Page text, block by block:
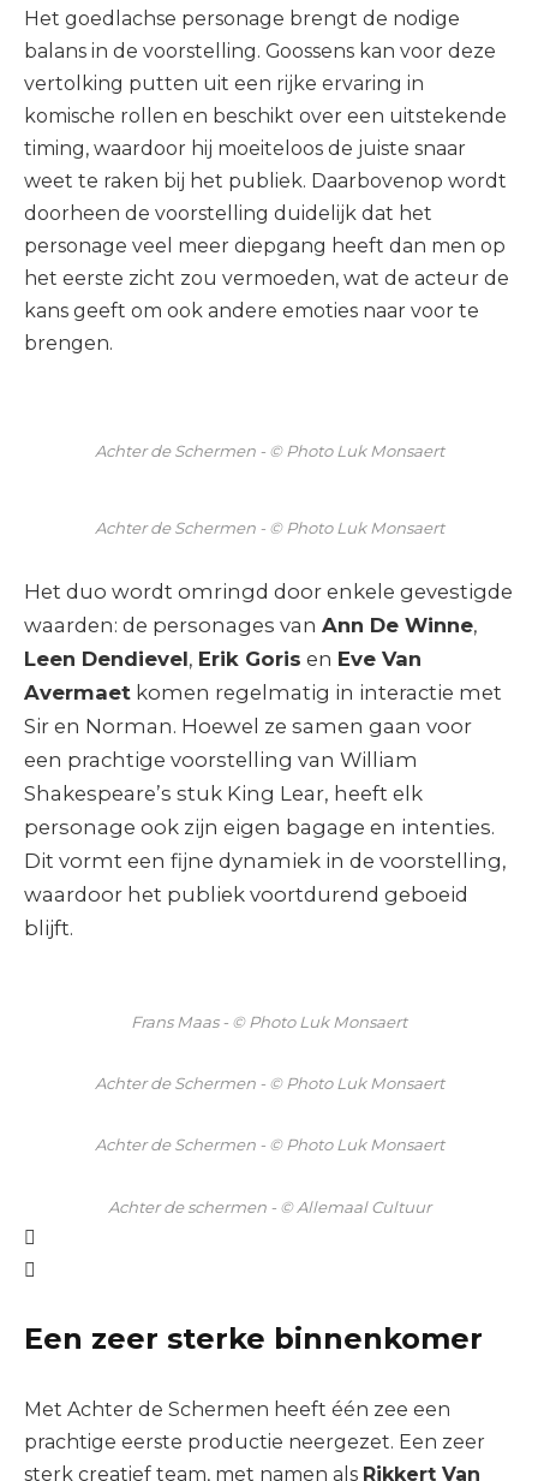
Het goedlachse personage brengt de nodige
balans in de voorstelling. Goossens kan voor deze
vertolking putten uit een rijke ervaring in
komische rollen en beschikt over een uitstekende
timing, waardoor hij moeiteloos de juiste snaar
weet te raken bij het publiek. Daarbovenop wordt
doorheen de voorstelling duidelijk dat het
personage veel meer diepgang heeft dan men op
het eerste zicht zou vermoeden, wat de acteur de
kans geeft om ook andere emoties naar voor te
brengen.
Achter de Schermen - © Photo Luk Monsaert
Achter de Schermen - © Photo Luk Monsaert
Het duo wordt omringd door enkele gevestigde
waarden: de personages van Ann De Winne,
Leen Dendievel, Erik Goris en Eve Van
Avermaet komen regelmatig in interactie met
Sir en Norman. Hoewel ze samen gaan voor
een prachtige voorstelling van William
Shakespeare’s stuk King Lear, heeft elk
personage ook zijn eigen bagage en intenties.
Dit vormt een fijne dynamiek in de voorstelling,
waardoor het publiek voortdurend geboeid
blijft.
Frans Maas - © Photo Luk Monsaert
Achter de Schermen - © Photo Luk Monsaert
Achter de Schermen - © Photo Luk Monsaert
Achter de schermen - © Allemaal Cultuur
Een zeer sterke binnenkomer
Met Achter de Schermen heeft één zee een
prachtige eerste productie neergezet. Een zeer
sterk creatief team, met namen als Rikkert Van